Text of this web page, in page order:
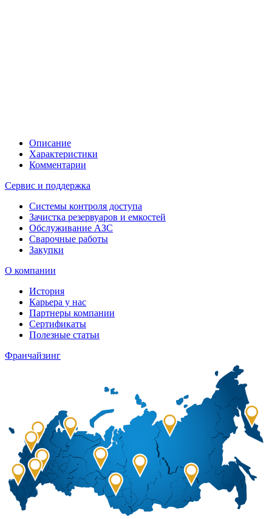
Описание
Характеристики
Комментарии
Сервис и поддержка
Системы контроля доступа
Зачистка резервуаров и емкостей
Обслуживание АЗС
Сварочные работы
Закупки
О компании
История
Карьера у нас
Партнеры компании
Сертификаты
Полезные статьи
Франчайзинг